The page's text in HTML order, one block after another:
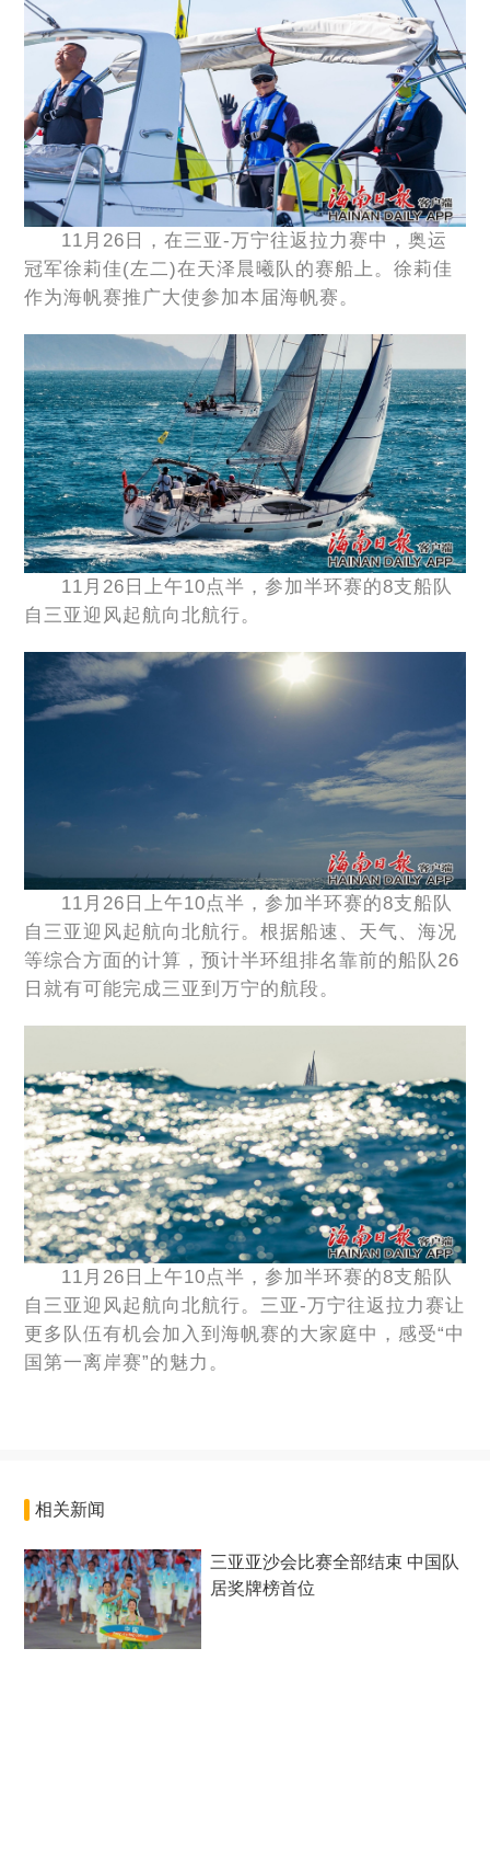
11月26日，在三亚-万宁往返拉力赛中，奥运
冠军徐莉佳(左二)在天泽晨曦队的赛船上。徐莉佳
作为海帆赛推广大使参加本届海帆赛。
11月26日上午10点半，参加半环赛的8支船队
自三亚迎风起航向北航行。
11月26日上午10点半，参加半环赛的8支船队
自三亚迎风起航向北航行。根据船速、天气、海况
等综合方面的计算，预计半环组排名靠前的船队26
日就有可能完成三亚到万宁的航段。
11月26日上午10点半，参加半环赛的8支船队
自三亚迎风起航向北航行。三亚-万宁往返拉力赛让
更多队伍有机会加入到海帆赛的大家庭中，感受“中
国第一离岸赛”的魅力。
相关新闻
三亚亚沙会比赛全部结束 中国队
居奖牌榜首位